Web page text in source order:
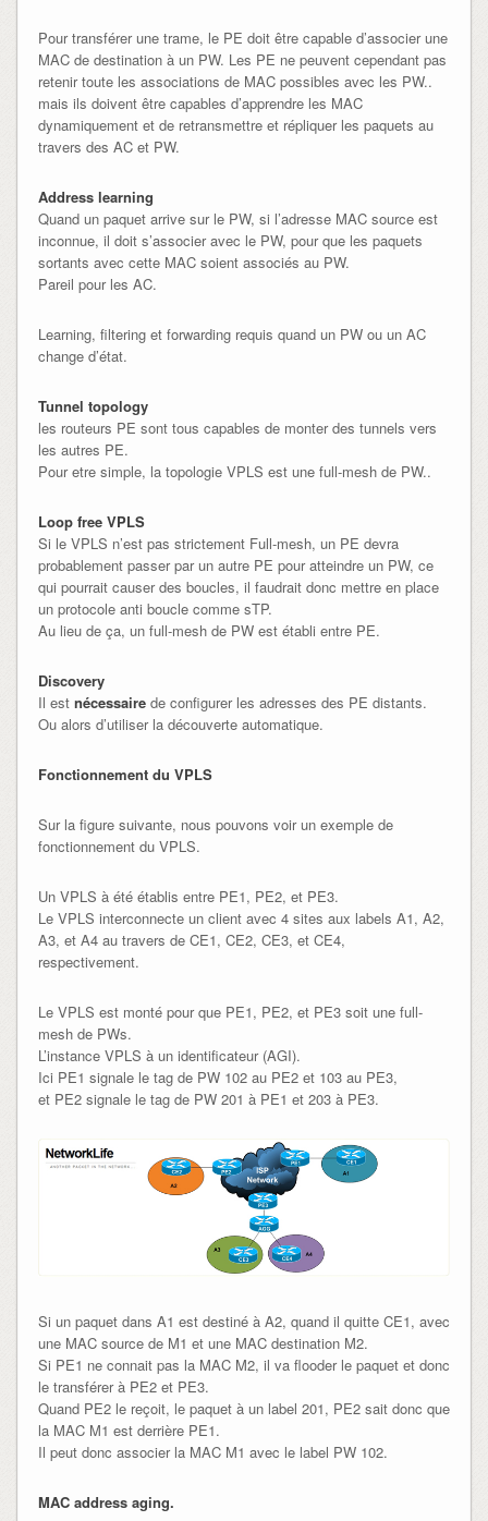
Pour transférer une trame, le PE doit être capable d’associer une
MAC de destination à un PW. Les PE ne peuvent cependant pas
retenir toute les associations de MAC possibles avec les PW..
mais ils doivent être capables d’apprendre les MAC
dynamiquement et de retransmettre et répliquer les paquets au
travers des AC et PW.
Address learning
Quand un paquet arrive sur le PW, si l’adresse MAC source est
inconnue, il doit s’associer avec le PW, pour que les paquets
sortants avec cette MAC soient associés au PW.
Pareil pour les AC.
Learning, filtering et forwarding requis quand un PW ou un AC
change d’état.
Tunnel topology
les routeurs PE sont tous capables de monter des tunnels vers
les autres PE.
Pour etre simple, la topologie VPLS est une full-mesh de PW..
Loop free VPLS
Si le VPLS n’est pas strictement Full-mesh, un PE devra
probablement passer par un autre PE pour atteindre un PW, ce
qui pourrait causer des boucles, il faudrait donc mettre en place
un protocole anti boucle comme sTP.
Au lieu de ça, un full-mesh de PW est établi entre PE.
Discovery
Il est nécessairede configurer les adresses des PE distants.
Ou alors d’utiliser la découverte automatique.
Fonctionnement du VPLS
Sur la figure suivante, nous pouvons voir un exemple de
fonctionnement du VPLS.
Un VPLS à été établis entre PE1, PE2, et PE3.
Le VPLS interconnecte un client avec 4 sites aux labels A1, A2,
A3, et A4 au travers de CE1, CE2, CE3, et CE4,
respectivement.
Le VPLS est monté pour que PE1, PE2, et PE3 soit une full-
mesh de PWs.
L’instance VPLS à un identificateur (AGI).
Ici PE1 signale le tag de PW 102 au PE2 et 103 au PE3,
et PE2 signale le tag de PW 201 à PE1 et 203 à PE3.
Si un paquet dans A1 est destiné à A2, quand il quitte CE1, avec
une MAC source de M1 et une MAC destination M2.
Si PE1 ne connait pas la MAC M2, il va flooder le paquet et donc
le transférer à PE2 et PE3.
Quand PE2 le reçoit, le paquet à un label 201, PE2 sait donc que
la MAC M1 est derrière PE1.
Il peut donc associer la MAC M1 avec le label PW 102.
MAC address aging.